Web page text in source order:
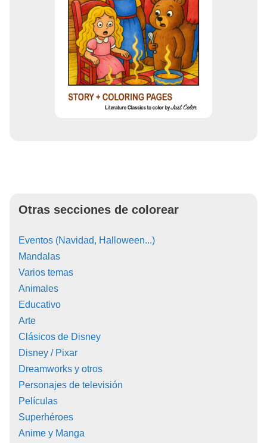
Otras secciones de colorear
Eventos (Navidad, Halloween...)
Mandalas
Varios temas
Animales
Educativo
Arte
Clásicos de Disney
Disney / Pixar
Dreamworks y otros
Personajes de televisión
Películas
Superhéroes
Anime y Manga